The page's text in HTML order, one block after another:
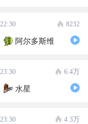
22:30 8232
阿尔多斯维
23:30 6.4万
水星
23:30 4.3万